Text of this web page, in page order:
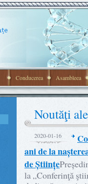
Conducerea Asambleea
Noutăţi
2020-01-16
ani de la
de Științe
la „Conferinţă